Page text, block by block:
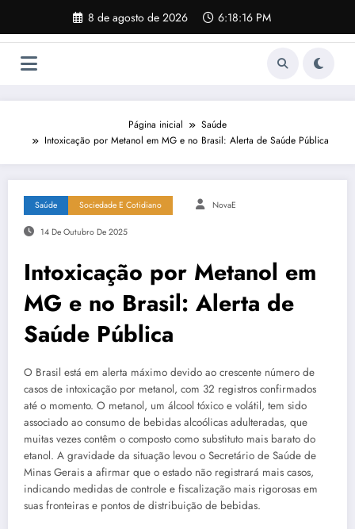
o
8 de agosto de 2026 6:18:17 PM
Página inicial
Saúde
Intoxicação por Metanol em MG e no Brasil: Alerta de Saúde Pública
Saúde Sociedade E Cotidiano NovaE
14 De Outubro De 2025
Intoxicação por Metanol em
MG e no Brasil: Alerta de
Saúde Pública
O Brasil está em alerta máximo devido ao crescente número de
casos de intoxicação por metanol, com 32 registros confirmados
até o momento. O metanol, um álcool tóxico e volátil, tem sido
associado ao consumo de bebidas alcoólicas adulteradas, que
muitas vezes contêm o composto como substituto mais barato do
etanol. A gravidade da situação levou o Secretário de Saúde de
Minas Gerais a afirmar que o estado não registrará mais casos,
indicando medidas de controle e fiscalização mais rigorosas em
suas fronteiras e pontos de distribuição de bebidas.